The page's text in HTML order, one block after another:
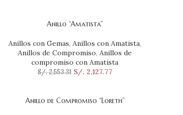
SELECCIONAR OPCIONES
Anillo “Amatista”
Anillos con Gemas, Anillos con Amatista,
Anillos de Compromiso, Anillos de
compromiso con Amatista
S/.2,553.31 S/. 2,127.77
SELECCIONAR OPCIONES
Anillo de Compromiso “Loreth”